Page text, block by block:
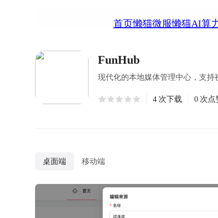
首页懒猫微服懒猫AI算
FunHub
现代化的本地媒体管理中心，支
4 次下载 0 次点
桌面端 移动端